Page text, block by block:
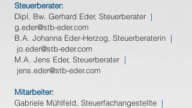
Steuerberater:
Dipl. Bw. Gerhard Eder, Steuerberater |
g.eder@stb-eder.com
B.A. Johanna Eder-Herzog , Steuerberaterin |
jo.eder@stb-eder.com
M.A. Jens Eder, Steuerberater |
jens.eder@stb-eder.com
Mitarbeiter:
Gabriele Mühlfeld, Steuerfachangestellte |